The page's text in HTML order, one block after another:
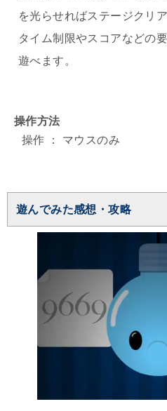
を光らせればステージクリア
タイム制限やスコアなどの
遊べます。
操作方法
操作 ： マウスのみ
遊んでみた感想・攻略